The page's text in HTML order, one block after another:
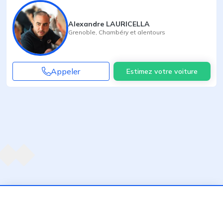
Alexandre LAURICELLA
Grenoble Chambéry et alentours
Appeler Estimez votre voiture